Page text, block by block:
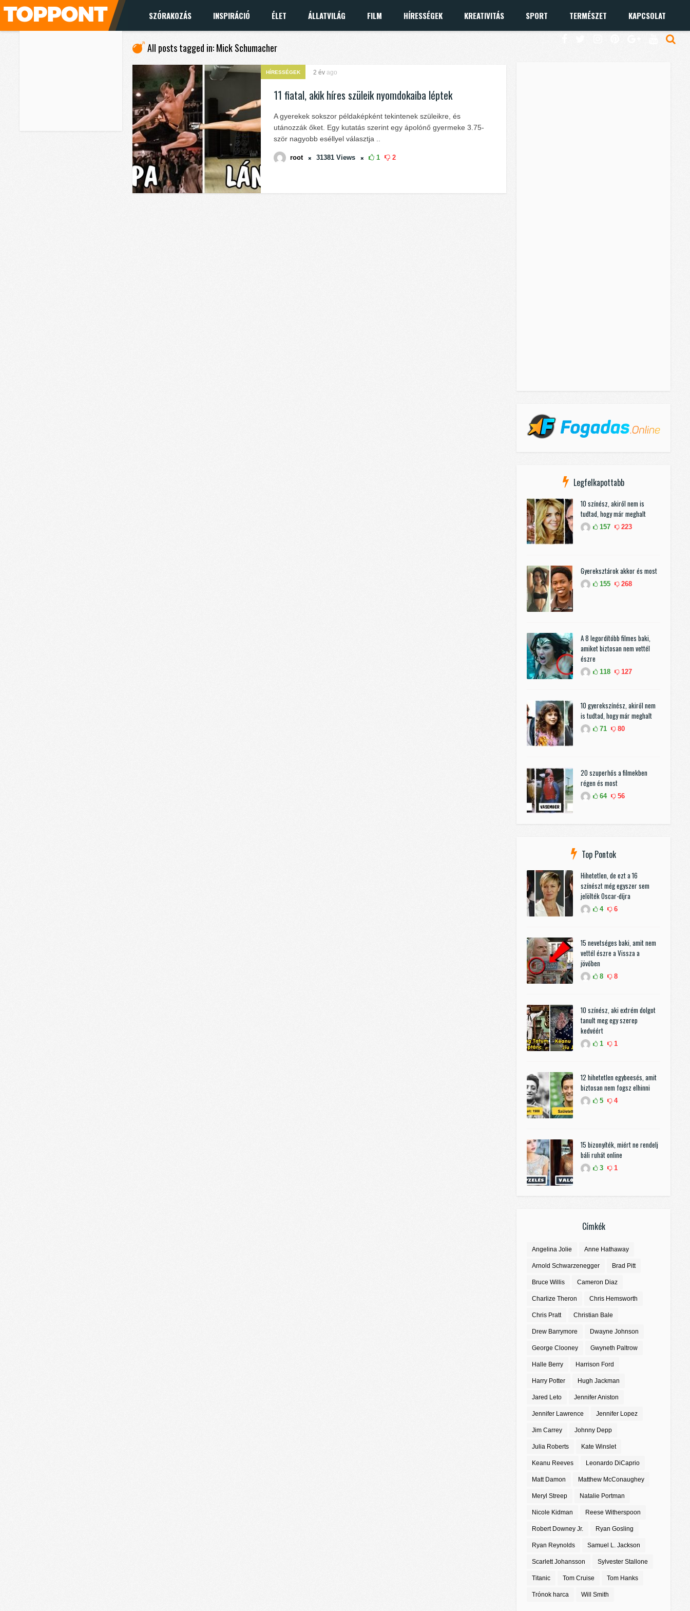
SZÓRAKOZÁS INSPIRÁCIÓ ÉLET ÁLLATVILÁG FILM HÍRESSÉGEK KREATIVITÁS SPORT TERMÉSZET KAPCSOLAT
All posts tagged in: Mick Schumacher
HÍRESSÉGEK 2 év ago
11 fiatal, akik híres szüleik nyomdokaiba léptek
A gyerekek sokszor példaképként tekintenek szüleikre, és
utánozzák őket. Egy kutatás szerint egy ápolónő gyermeke 3.75-
ször nagyobb eséllyel választja ..
root 31381 Views 1 2
Legfelkapottabb
10 színész, akiről nem is
tudtad, hogy már meghalt
157 223
Gyereksztárok akkor és most
155 268
A 8 legordítóbb filmes baki,
amiket biztosan nem vettél
észre
118 127
10 gyerekszínész, akiről nem
is tudtad, hogy már meghalt
71 80
20 szuperhős a filmekben
régen és most
64 56
Top Pontok
Hihetetlen, de ezt a 16
színészt még egyszer sem
jelölték Oscar-díjra
4 6
15 nevetséges baki, amit nem
vettél észre a Vissza a
jövőben
8 8
10 színész, aki extrém dolgot
tanult meg egy szerep
kedvéért
1 1
12 hihetetlen egybeesés, amit
biztosan nem fogsz elhinni
5 4
15 bizonyíték, miért ne rendelj
báli ruhát online
3 1
Címkék
Angelina Jolie Anne Hathaway
Arnold Schwarzenegger Brad Pitt
Bruce Willis Cameron Diaz
Charlize Theron Chris Hemsworth
Chris Pratt Christian Bale
Drew Barrymore Dwayne Johnson
George Clooney Gwyneth Paltrow
Halle Berry Harrison Ford
Harry Potter Hugh Jackman
Jared Leto Jennifer Aniston
Jennifer Lawrence Jennifer Lopez
Jim Carrey Johnny Depp
Julia Roberts Kate Winslet
Keanu Reeves Leonardo DiCaprio
Matt Damon Matthew McConaughey
Meryl Streep Natalie Portman
Nicole Kidman Reese Witherspoon
Robert Downey Jr. Ryan Gosling
Ryan Reynolds Samuel L. Jackson
Scarlett Johansson Sylvester Stallone
Titanic Tom Cruise Tom Hanks
Trónok harca Will Smith